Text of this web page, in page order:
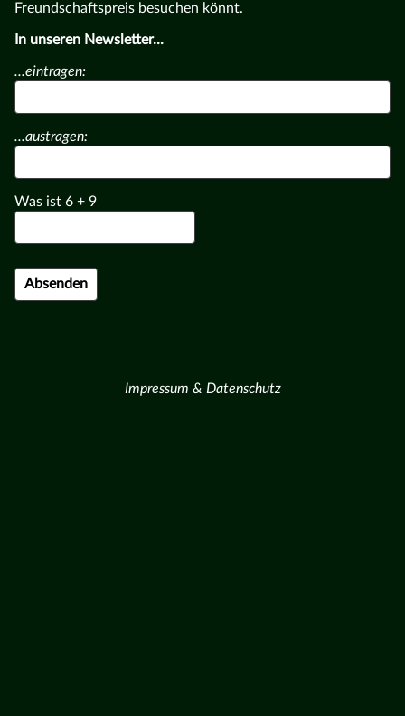
Freundschaftspreis besuchen könnt.
In unseren Newsletter...
...eintragen:
...austragen:
Was ist 6 + 9
Impressum & Datenschutz